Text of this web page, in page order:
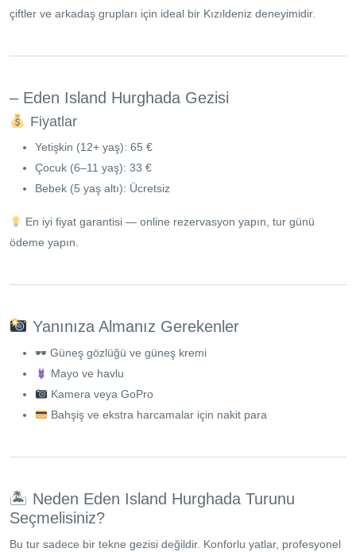
çiftler ve arkadaş grupları için ideal bir Kızıldeniz deneyimidir.
– Eden Island Hurghada Gezisi
Fiyatlar
Yetişkin (12+ yaş): 65 €
Çocuk (6–11 yaş): 33 €
Bebek (5 yaş altı): Ücretsiz
En iyi fiyat garantisi — online rezervasyon yapın, tur günü
ödeme yapın.
Yanınıza Almanız Gerekenler
🕶 Güneş gözlüğü ve güneş kremi
Mayo ve havlu
Kamera veya GoPro
Bahşiş ve ekstra harcamalar için nakit para
🏝 Neden Eden Island Hurghada Turunu
Seçmelisiniz?
Bu tur sadece bir tekne gezisi değildir. Konforlu yatlar, profesyonel